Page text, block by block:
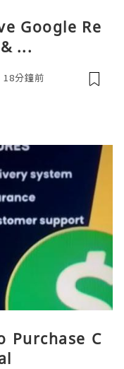
Google Re
...
18分鐘前
Purchase C